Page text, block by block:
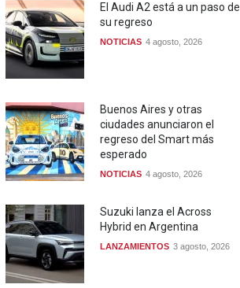
El Audi A2 está a un paso de
su regreso
NOTICIAS 4 agosto, 2026
Buenos Aires y otras
ciudades anunciaron el
regreso del Smart más
esperado
NOTICIAS 4 agosto, 2026
Suzuki lanza el Across
Hybrid en Argentina
LANZAMIENTOS 3 agosto, 2026